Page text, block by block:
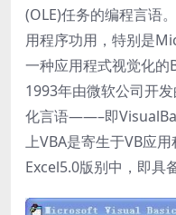
(OLE)任务的编程言语
用程序功用，特别是
一种应用程式视觉化的
1993年由微软公司开
化言语——–即
上VBA是寄生于VB应
Excel5.0版别中，即具